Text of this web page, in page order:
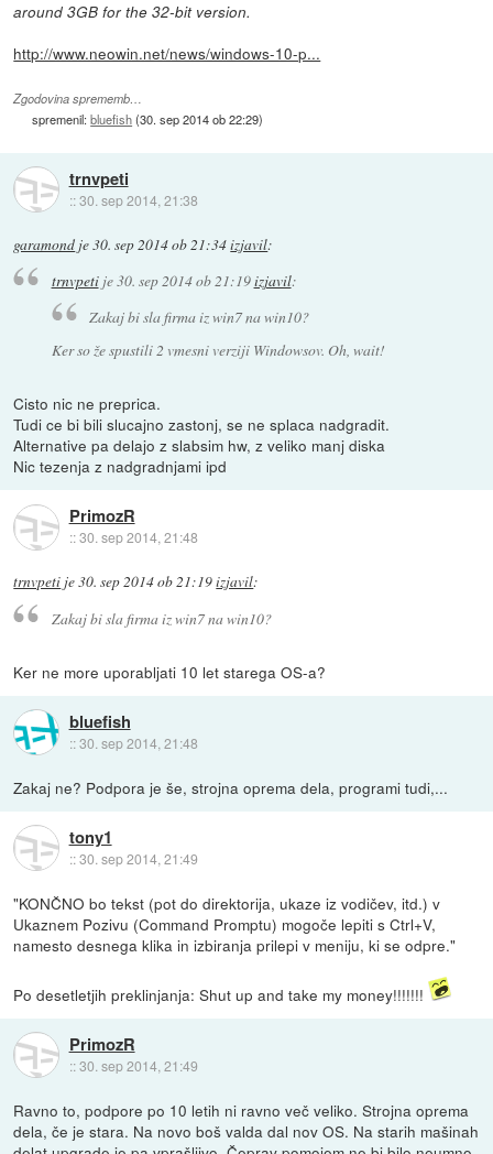
around 3GB for the 32-bit version.
http://www.neowin.net/news/windows-10-p...
Zgodovina sprememb…
spremenil:bluefish(30. sep 2014 ob 22:29)
trnvpeti
::30. sep 2014, 21:38
garamond je30. sep 2014 ob 21:34izjavil:
trnvpetije30. sep 2014 ob 21:19izjavil:
Zakaj bi sla firma iz win7 na win10?
Ker so že spustili 2 vmesni verziji Windowsov. Oh, wait!
Cisto nic ne preprica.
Tudi ce bi bili slucajno zastonj, se ne splaca nadgradit.
Alternative pa delajo z slabsim hw, z veliko manj diska
Nic tezenja z nadgradnjami ipd
PrimozR
::30. sep 2014, 21:48
trnvpeti je30. sep 2014 ob 21:19izjavil:
Zakaj bi sla firma iz win7 na win10?
Ker ne more uporabljati 10 let starega OS-a?
bluefish
::30. sep 2014, 21:48
Zakaj ne? Podpora je še, strojna oprema dela, programi tudi,...
tony1
::30. sep 2014, 21:49
"KONČNO bo tekst (pot do direktorija, ukaze iz vodičev, itd.) v
Ukaznem Pozivu (Command Promptu) mogoče lepiti s Ctrl+V,
namesto desnega klika in izbiranja prilepi v meniju, ki se odpre."
Po desetletjih preklinjanja: Shut up and take my money!!!!!!!
PrimozR
::30. sep 2014, 21:49
Ravno to, podpore po 10 letih ni ravno več veliko. Strojna oprema
dela, če je stara. Na novo boš valda dal nov OS. Na starih mašinah